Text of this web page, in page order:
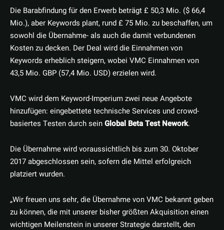
Die Barabfindung für den Erwerb beträgt £ 50,3 Mio. ($ 66,4
Mio.), aber Keywords plant, rund £ 75 Mio. zu beschaffen, um
sowohl die Übernahme- als auch die damit verbundenen
Kosten zu decken. Der Deal wird die Einnahmen von
Keywords erheblich steigern, wobei VMC Einnahmen von
43,5 Mio. GBP (57,4 Mio. USD) erzielen wird.
VMC wird dem Keyword-Imperium zwei neue Angebote
hinzufügen: eingebettete technische Services und crowd-
basiertes Testen durch seinGlobal Beta Test Nework.
Die Übernahme wird voraussichtlich bis zum 30. Oktober
2017 abgeschlossen sein, sofern die Mittel erfolgreich
platziert wurden.
„Wir freuen uns sehr, die Übernahme von VMC bekannt geben
zu können, die mit unserer bisher größten Akquisition einen
wichtigen Meilenstein in unserer Strategie darstellt, den